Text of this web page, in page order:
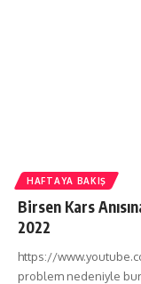
HAFTAYA BAKIŞ
Birsen Kars
2022
https://
problem nedeniyle